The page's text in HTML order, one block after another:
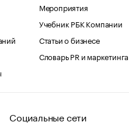
Мероприятия
Учебник РБК Компании
Статьи о бизнесе
Словарь PR и маркетинга
Социальные сети